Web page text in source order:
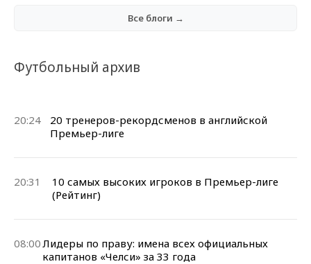
Все блоги →
Футбольный архив
20:24
20 тренеров-рекордсменов в английской
Премьер-лиге
20:31
10 самых высоких игроков в Премьер-лиге
(Рейтинг)
08:00 Лидеры по праву: имена всех официальных
капитанов «Челси» за 33 года